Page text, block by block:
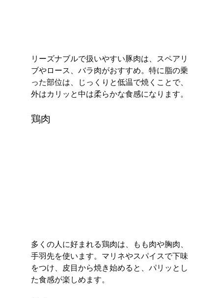
リーズナブルで扱いやすい豚肉は、スペアリ
ブやロース、バラ肉がおすすめ。特に脂の乗
った部位は、じっくりと低温で焼くことで、
外はカリッと中は柔らかな食感になります。
鶏肉
多くの人に好まれる鶏肉は、もも肉や胸肉、
手羽先を使います。マリネやスパイスで下味
をつけ、皮目から焼き始めると、パリッとし
た食感が楽しめます。